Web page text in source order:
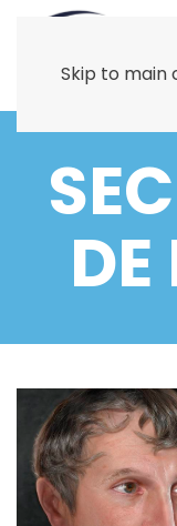
Skip to main